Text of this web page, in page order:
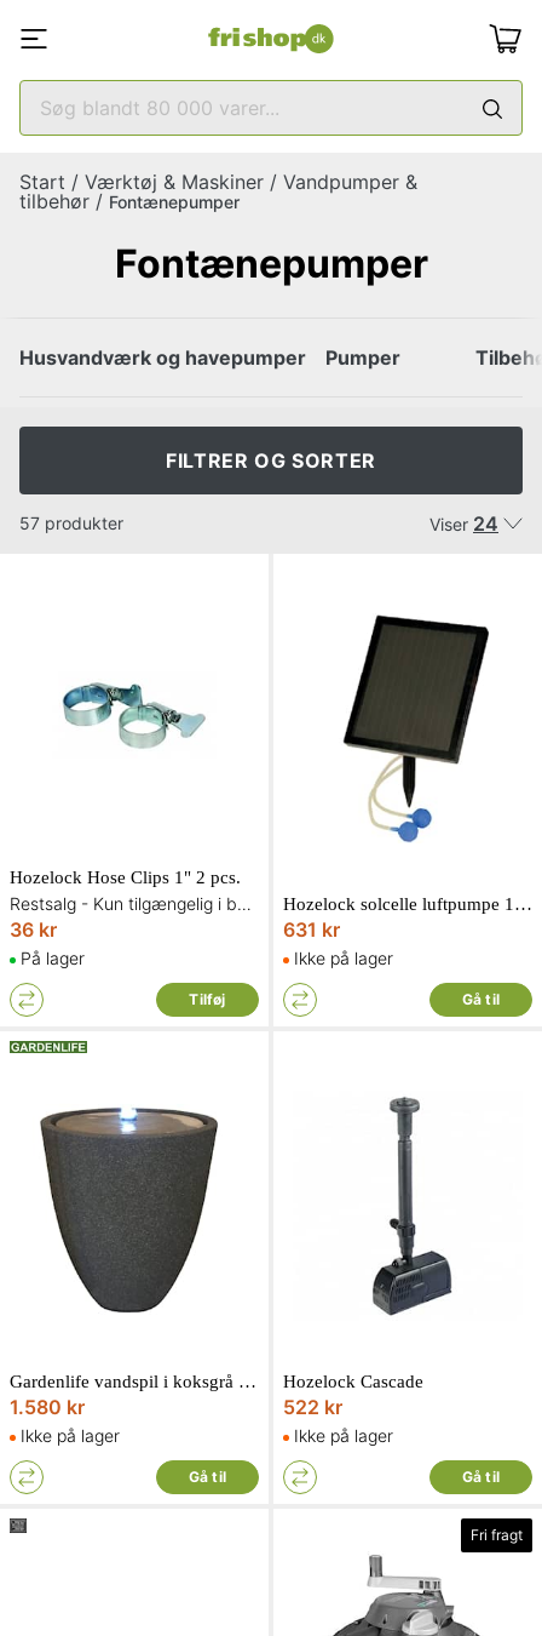
Start / Værktøj & Maskiner / Vandpumper &
tilbehør / Fontænepumper
Fontænepumper
Husvandværk og havepumper Pumper
FILTRER OG SORTER
57 produkter Viser 24
Hozelock Hose Clips 1" 2 pcs.
Restsalg - Kun tilgængelig i begrænset antal og så længe lager haves
36 kr
På lager
Tilføj
Hozelock solcelle luftpumpe 160 literkomplet med luftsten & slange
631 kr
Ikke på lager
Gå til
Gardenlife vandspil i koksgrå polystone med sandfarvet topsten 44 x 44 x 53 cm
1.580 kr
Ikke på lager
Gå til
Hozelock Cascade
522 kr
Ikke på lager
Gå til
Fri fragt